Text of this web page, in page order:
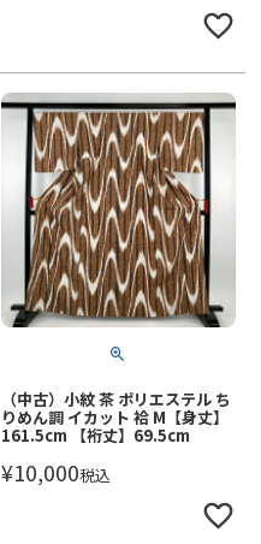
（中古）小紋 茶 ポリエステル ち
りめん調 イカット 袷 M【身丈】
161.5cm 【裄丈】69.5cm
¥10,000税込